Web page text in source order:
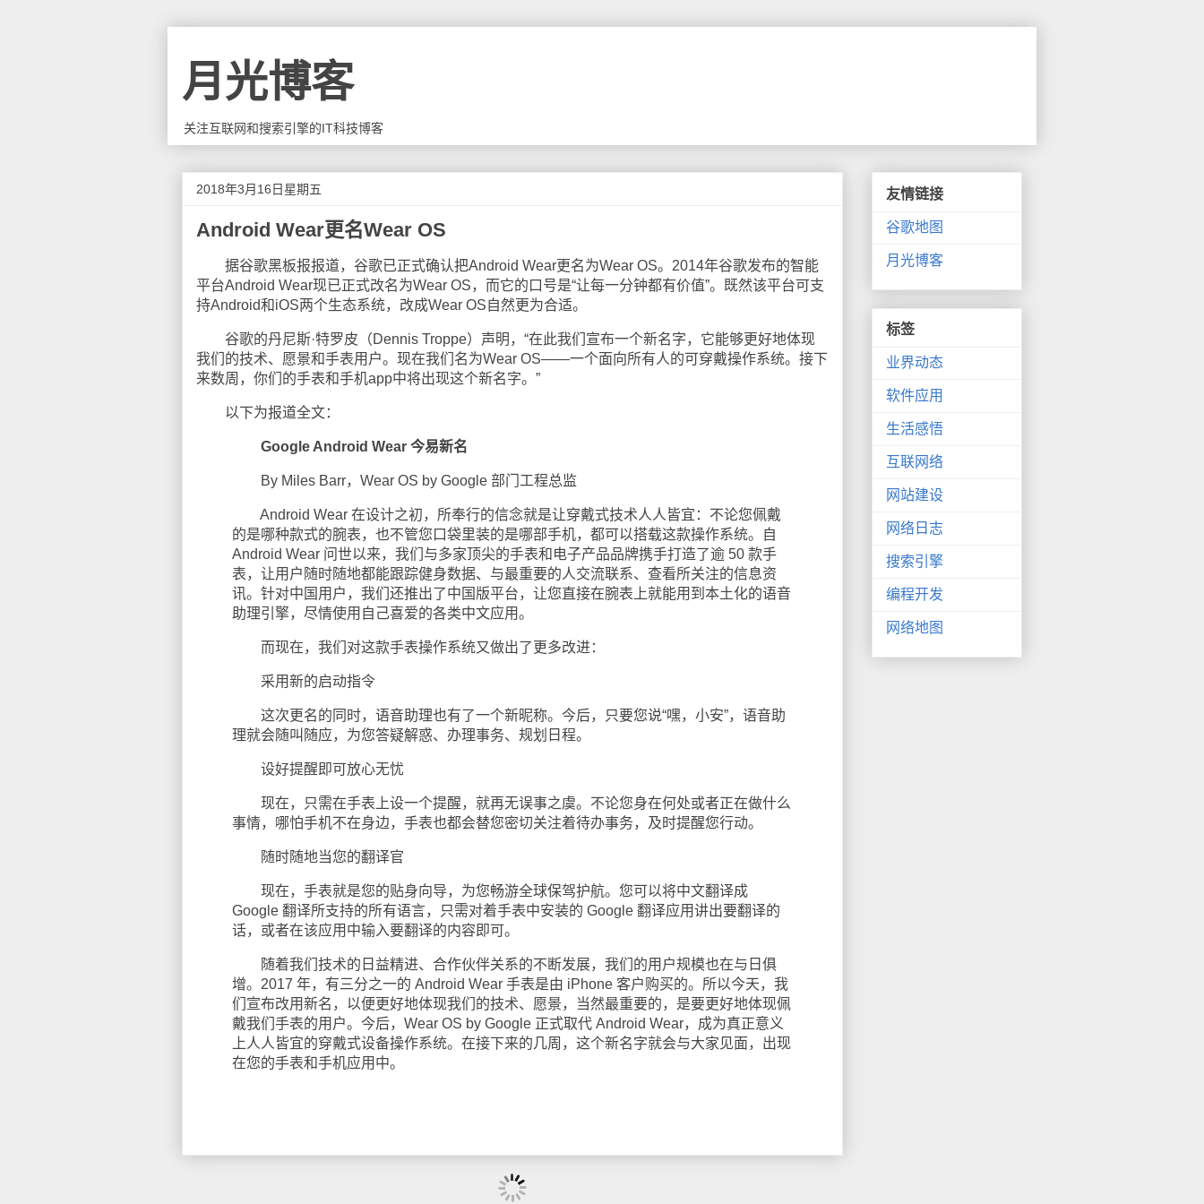
月光博客
关注互联网和搜索引擎的IT科技博客
2018年3月16日星期五
Android Wear更名Wear OS
据谷歌黑板报报道，谷歌已正式确认把Android Wear更名为Wear OS。2014年谷歌发布的智能
平台Android Wear现已正式改名为Wear OS，而它的口号是“让每一分钟都有价值”。既然该平台可支
持Android和iOS两个生态系统，改成Wear OS自然更为合适。
谷歌的丹尼斯·特罗皮（Dennis Troppe）声明，“在此我们宣布一个新名字，它能够更好地体现
我们的技术、愿景和手表用户。现在我们名为Wear OS——一个面向所有人的可穿戴操作系统。接下
来数周，你们的手表和手机app中将出现这个新名字。”
以下为报道全文：
Google Android Wear 今易新名
By Miles Barr，Wear OS by Google 部门工程总监
Android Wear 在设计之初，所奉行的信念就是让穿戴式技术人人皆宜：不论您佩戴
的是哪种款式的腕表，也不管您口袋里装的是哪部手机，都可以搭载这款操作系统。自
Android Wear 问世以来，我们与多家顶尖的手表和电子产品品牌携手打造了逾 50 款手
表，让用户随时随地都能跟踪健身数据、与最重要的人交流联系、查看所关注的信息资
讯。针对中国用户，我们还推出了中国版平台，让您直接在腕表上就能用到本土化的语音
助理引擎，尽情使用自己喜爱的各类中文应用。
而现在，我们对这款手表操作系统又做出了更多改进：
采用新的启动指令
这次更名的同时，语音助理也有了一个新昵称。今后，只要您说“嘿，小安”，语音助
理就会随叫随应，为您答疑解惑、办理事务、规划日程。
设好提醒即可放心无忧
现在，只需在手表上设一个提醒，就再无误事之虞。不论您身在何处或者正在做什么
事情，哪怕手机不在身边，手表也都会替您密切关注着待办事务，及时提醒您行动。
随时随地当您的翻译官
现在，手表就是您的贴身向导，为您畅游全球保驾护航。您可以将中文翻译成
Google 翻译所支持的所有语言，只需对着手表中安装的 Google 翻译应用讲出要翻译的
话，或者在该应用中输入要翻译的内容即可。
随着我们技术的日益精进、合作伙伴关系的不断发展，我们的用户规模也在与日俱
增。2017 年，有三分之一的 Android Wear 手表是由 iPhone 客户购买的。所以今天，我
们宣布改用新名，以便更好地体现我们的技术、愿景，当然最重要的，是要更好地体现佩
戴我们手表的用户。今后，Wear OS by Google 正式取代 Android Wear，成为真正意义
上人人皆宜的穿戴式设备操作系统。在接下来的几周，这个新名字就会与大家见面，出现
在您的手表和手机应用中。
友情链接
谷歌地图
月光博客
标签
业界动态
软件应用
生活感悟
互联网络
网站建设
网络日志
搜索引擎
编程开发
网络地图